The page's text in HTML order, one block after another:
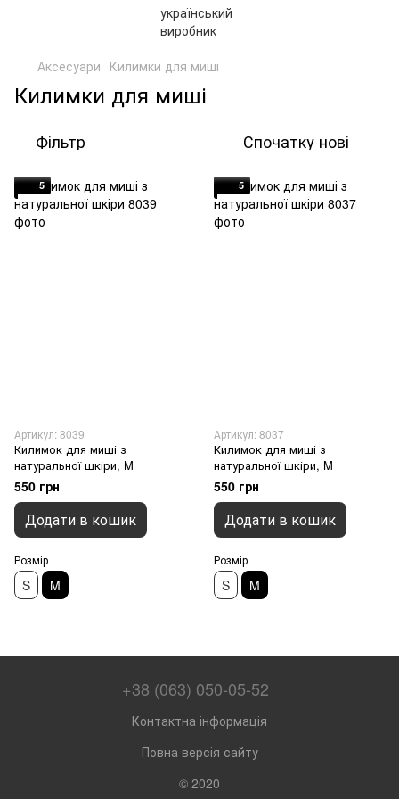
Аксесуари Килимки для миші
Килимки для миші
Фільтр Спочатку нові
5
Артикул: 8039
Килимок для миші з
натуральної шкіри, M
550 грн
Додати в кошик
Розмір
S M
5
Артикул: 8037
Килимок для миші з
натуральної шкіри, M
550 грн
Додати в кошик
Розмір
S M
+38 (063) 050-05-52
Контактна інформація
Повна версія сайту
© 2020